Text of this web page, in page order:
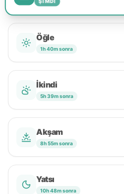
Öğle
1h 40m sonra
İkindi
5h 39m sonra
Akşam
8h 55m sonra
Yatsı
10h 48m sonra